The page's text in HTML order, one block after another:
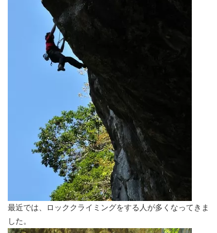
最近では、ロッククライミングをする人が多くなってきま
した。